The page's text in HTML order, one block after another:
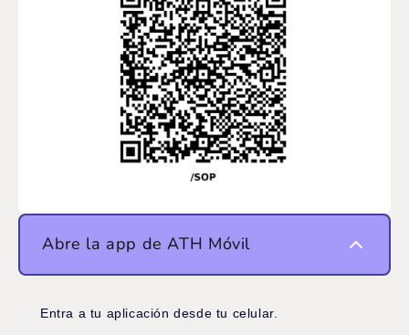
Abre la app de ATH Móvil
Entra a tu aplicación desde tu celular.